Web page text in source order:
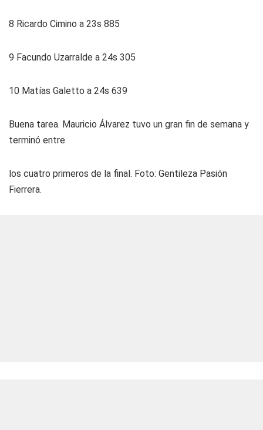
8 Ricardo Cimino a 23s 885
9 Facundo Uzarralde a 24s 305
10 Matías Galetto a 24s 639
Buena tarea. Mauricio Álvarez tuvo un gran fin de semana y
terminó entre
los cuatro primeros de la final. Foto: Gentileza Pasión
Fierrera.